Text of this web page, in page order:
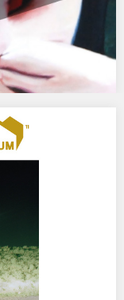
KONCERT: